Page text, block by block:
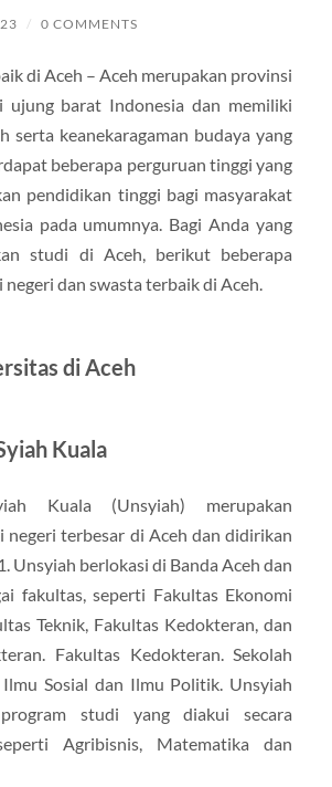
/ 0 COMMENTS
di Aceh – Aceh merupakan provinsi
ujung barat Indonesia dan memiliki
serta keanekaragaman budaya yang
beberapa perguruan tinggi yang
pendidikan tinggi bagi masyarakat
pada umumnya. Bagi Anda yang
studi di Aceh, berikut beberapa
dan swasta terbaik di Aceh.
di Aceh
Kuala
Kuala (Unsyiah) merupakan
negeri terbesar di Aceh dan didirikan
Unsyiah berlokasi di Banda Aceh dan
fakultas, seperti Fakultas Ekonomi
Teknik, Fakultas Kedokteran, dan
Fakultas Kedokteran. Sekolah
Ilmu Sosial dan Ilmu Politik. Unsyiah
studi yang diakui secara
Agribisnis, Matematika dan